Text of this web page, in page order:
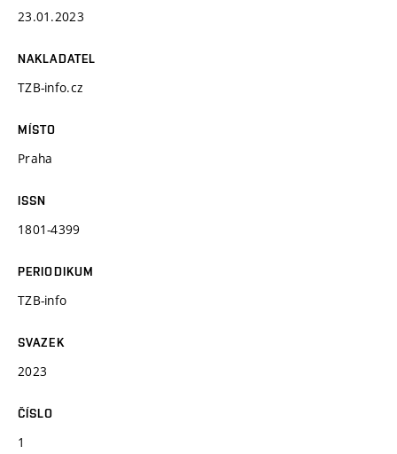
23.01.2023
NAKLADATEL
TZB-info.cz
MÍSTO
Praha
ISSN
1801-4399
PERIODIKUM
TZB-info
SVAZEK
2023
ČÍSLO
1